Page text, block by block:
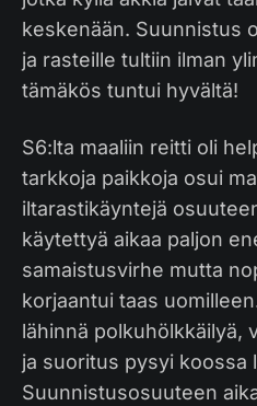
keskenään. Suunnistus
ja rasteille tultiin ilman
tämäkös tuntui hyvältä!
S6:lta maaliin reitti oli
tarkkoja paikkoja osui
iltarastikäyntejä
käytettyä aikaa paljon
samaistusvirhe mutta
korjaantui taas
lähinnä polkuhölkkäilyä,
ja suoritus pysyi koossa
Suunnistusosuuteen